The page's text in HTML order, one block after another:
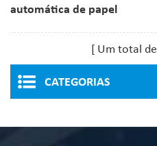
automática de papel
Um total de
CATEGORIAS